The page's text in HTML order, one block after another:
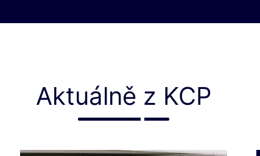
Aktuálně z KCP